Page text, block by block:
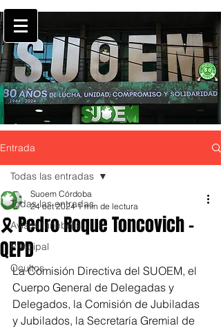
Entrada
Todas las entradas
Avisos fúnebres
Principal
Ocultos
Todas las entradas
🎗️ Pedro Roque Toncovich -
QEPD
Suoem Córdoba
24 oct 2024 1 min de lectura
La Comisión Directiva del SUOEM, el
Cuerpo General de Delegadas y
Delegados, la Comisión de Jubiladas
y Jubilados, la Secretaría Gremial de